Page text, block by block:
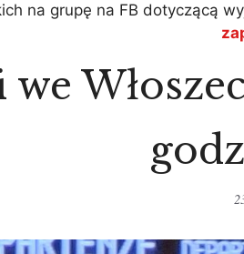
na grupę na FB dotyczącą
we